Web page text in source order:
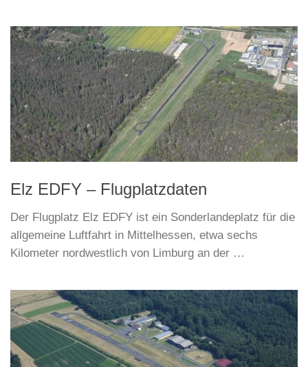
Elz EDFY – Flugplatzdaten
Der Flugplatz Elz EDFY ist ein Sonderlandeplatz für die
allgemeine Luftfahrt in Mittelhessen, etwa sechs
Kilometer nordwestlich von Limburg an der …